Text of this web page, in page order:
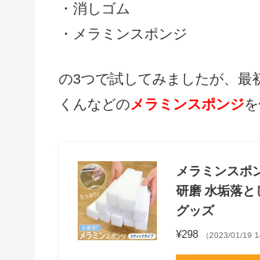
・消しゴム
・メラミンスポンジ
の3つで試してみましたが、最
くんなどのメラミンスポンジ
メラミンスポ
研磨 水垢落と
グッズ
¥298 （2023/01/19